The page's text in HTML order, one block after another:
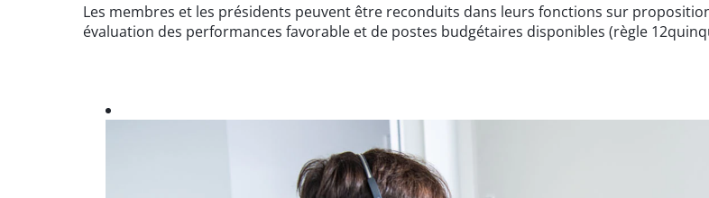
Les membres et les présidents peuvent être reconduits dans leurs fonctions sur
évaluation des performances favorable et de postes budgétaires disponibles (règle